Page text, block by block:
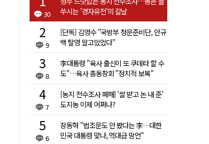
30
쑤시는 '경자유전'의 칼날
9
[단독] 김영수 "국방부 청문준비단, 안규
백 탈영 알고있었다"
8
李대통령 "육사 출신이 또 쿠데타 할 수
도"…육사 총동창회 "정치적 보복"
7
[농지 전수조사 폐해] '쌀 받고 논 내 준'
도지농 이제 어쩌나?
6
장동혁 "법조문도 안 봤다는 李…대한
민국 대통령 맞나, 역대급 망언"